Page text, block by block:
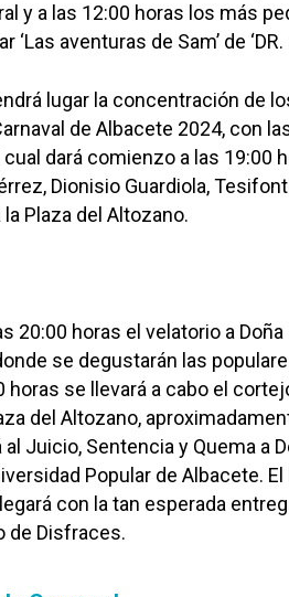
y a las 12:00 horas los más
aventuras de Sam’ de ‘DR.
lugar la concentración de
de Albacete 2024, con
dará comienzo a las 19:00
Dionisio Guardiola,
Plaza del Altozano.
20:00 horas el velatorio a Doña
se degustarán las
se llevará a cabo el
del Altozano,
Juicio, Sentencia y Quema a
Popular de Albacete.
con la tan esperada
de Disfraces.